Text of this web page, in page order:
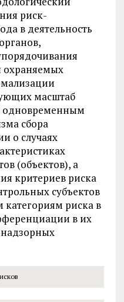
риск-
в деятельность
охраняемых
масштаб
одновременным
сбора
о случаях
(объектов), а
критериев риска
субъектов
риска в
в их